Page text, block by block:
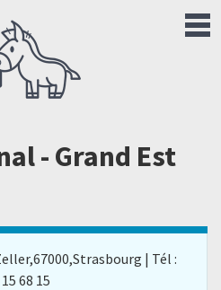
- Grand Est
| Tél :
68 15